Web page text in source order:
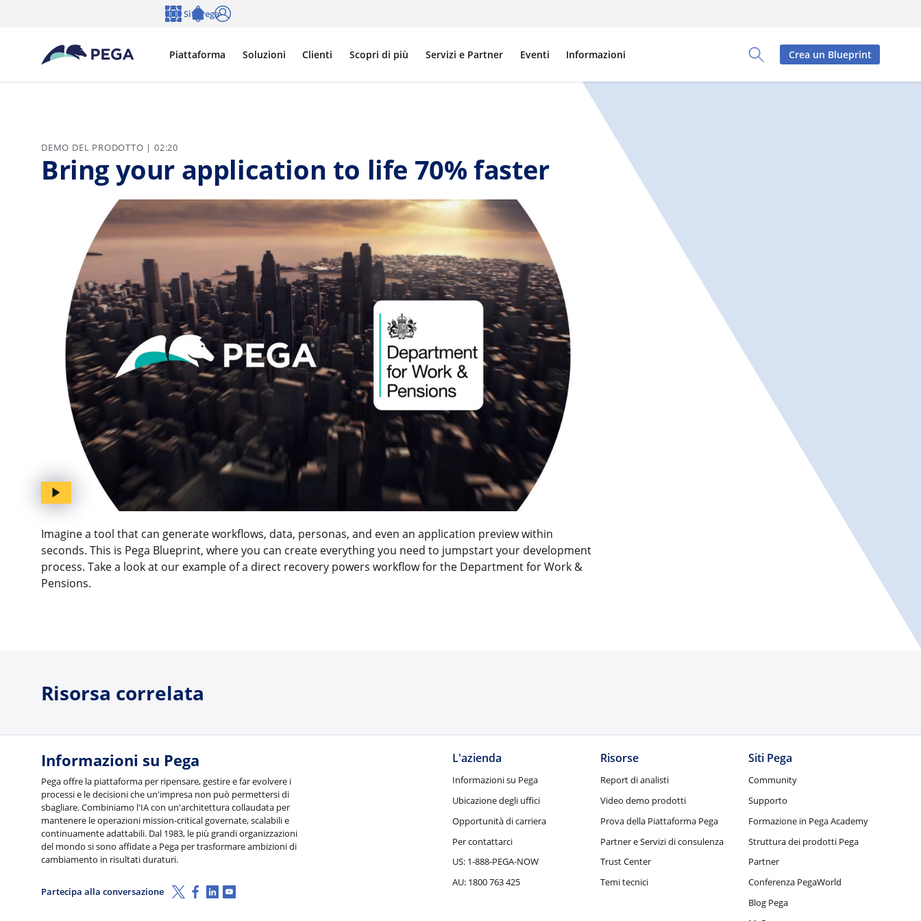
Vai direttamente al contenuto principale
Toggle Search Panel
Piattaforma Soluzioni Clienti Scopri di più Servizi e Partner Eventi Informazioni
Siti Pega
Crea un Blueprint
DEMO DEL PRODOTTO | 02:20
Bring your application to life 70% faster
Imagine a tool that can generate workflows, data, personas, and even an application preview within
seconds. This is Pega Blueprint, where you can create everything you need to jumpstart your development
process. Take a look at our example of a direct recovery powers workflow for the Department for Work &
Pensions.
Risorsa correlata
Informazioni su Pega
Pega offre la piattaforma per ripensare, gestire e far evolvere i
processi e le decisioni che un'impresa non può permettersi di
sbagliare. Combiniamo l'IA con un'architettura collaudata per
mantenere le operazioni mission-critical governate, scalabili e
continuamente adattabili. Dal 1983, le più grandi organizzazioni
del mondo si sono affidate a Pega per trasformare ambizioni di
cambiamento in risultati duraturi.
Partecipa alla conversazione X (Twitter)
Facebook
Linkedin
Youtube
L'azienda
Informazioni su Pega
Ubicazione degli uffici
Opportunità di carriera
Per contattarci
US: 1-888-PEGA-NOW
AU: 1800 763 425
Risorse
Report di analisti
Video demo prodotti
Prova della Piattaforma Pega
Partner e Servizi di consulenza
Trust Center
Temi tecnici
Siti Pega
Community
Supporto
Formazione in Pega Academy
Struttura dei prodotti Pega
Partner
Conferenza PegaWorld
Blog Pega